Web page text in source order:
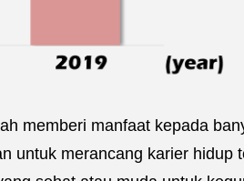
memberi manfaat kepada
untuk merancang karier hidup